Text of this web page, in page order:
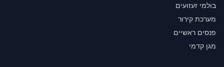
בולמי זעזועים
מערכת קירור
פנסים ראשיים
מגן קדמי